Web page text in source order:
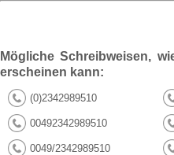
Mögliche Schreibweisen,
erscheinen kann:
(0)2342989510
00492342989510
0049/2342989510